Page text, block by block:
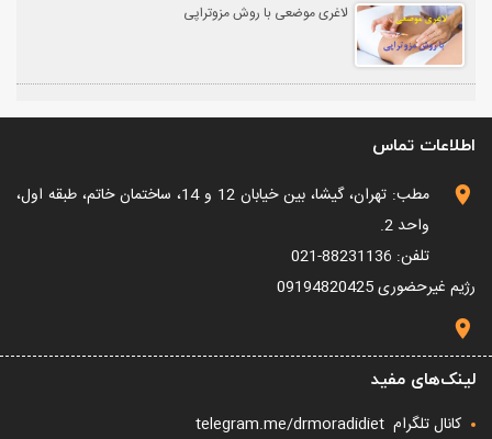
لاغری موضعی با روش مزوتراپی
اطلاعات تماس
مطب: تهران، گیشا، بین خیابان 12 و 14، ساختمان خاتم، طبقه اول،
واحد 2.
تلفن: 88231136-021
رژیم غیرحضوری09194820425
لینک‌های مفید
کانال تلگرام telegram.me/drmoradidiet